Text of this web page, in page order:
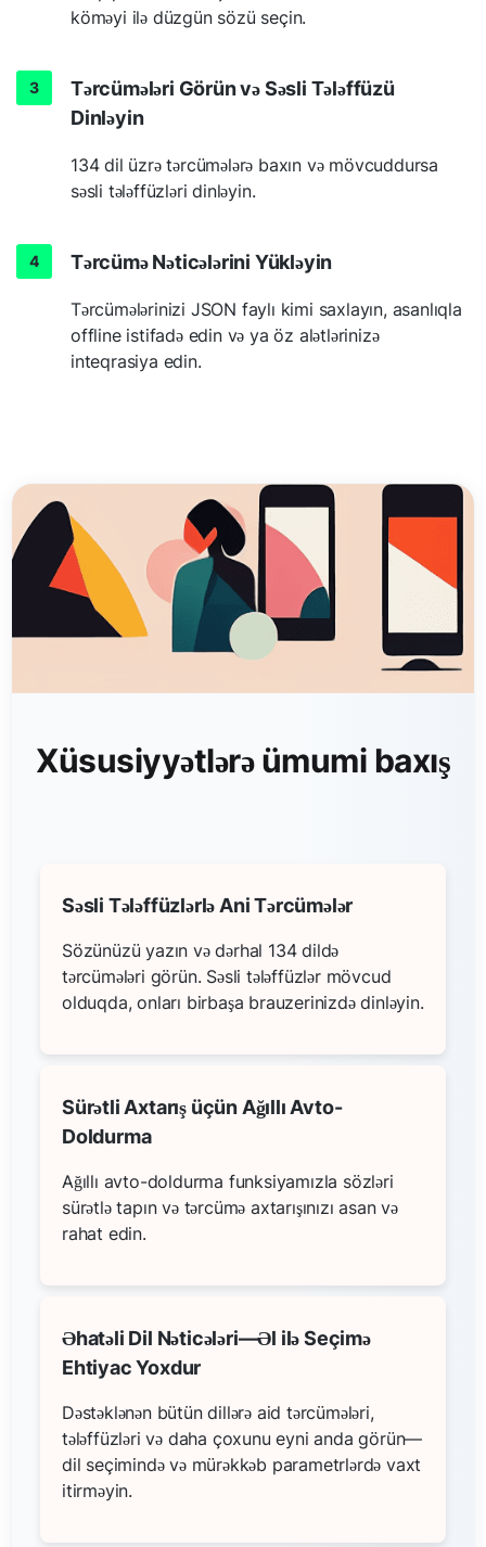
köməyi ilə düzgün sözü seçin.
Tərcümələri Görün və Səsli Tələffüzü
Dinləyin
134 dil üzrə tərcümələrə baxın və mövcuddursa
səsli tələffüzləri dinləyin.
Tərcümə Nəticələrini Yükləyin
Tərcümələrinizi JSON faylı kimi saxlayın, asanlıqla
offline istifadə edin və ya öz alətlərinizə
inteqrasiya edin.
Xüsusiyyətlərə ümumi baxış
Səsli Tələffüzlərlə Ani Tərcümələr
Sözünüzü yazın və dərhal 134 dildə
tərcümələri görün. Səsli tələffüzlər mövcud
olduqda, onları birbaşa brauzerinizdə dinləyin.
Sürətli Axtarış üçün Ağıllı Avto-
Doldurma
Ağıllı avto-doldurma funksiyamızla sözləri
sürətlə tapın və tərcümə axtarışınızı asan və
rahat edin.
Əhatəli Dil Nəticələri—Əl ilə Seçimə
Ehtiyac Yoxdur
Dəstəklənən bütün dillərə aid tərcümələri,
tələffüzləri və daha çoxunu eyni anda görün—
dil seçimində və mürəkkəb parametrlərdə vaxt
itirməyin.